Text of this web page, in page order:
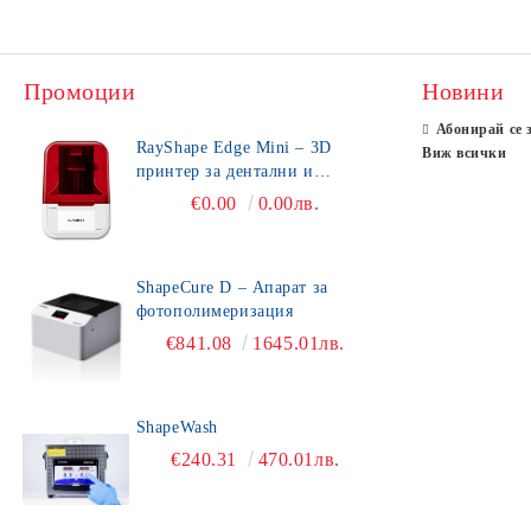
Промоции
RayShape Edge Mini – 3D
принтер за дентални и
зъботехнически приложения
€0.00 0.00лв.
ShapeCure D – Апарат за
фотополимеризация
€841.08 1645.01лв.
ShapeWash
€240.31 470.01лв.
Новини
Абонирай се
Виж всички